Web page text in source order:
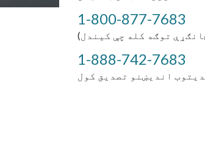
1-800-877-7683
توګه کله چې کیندل)
1-888-742-7683